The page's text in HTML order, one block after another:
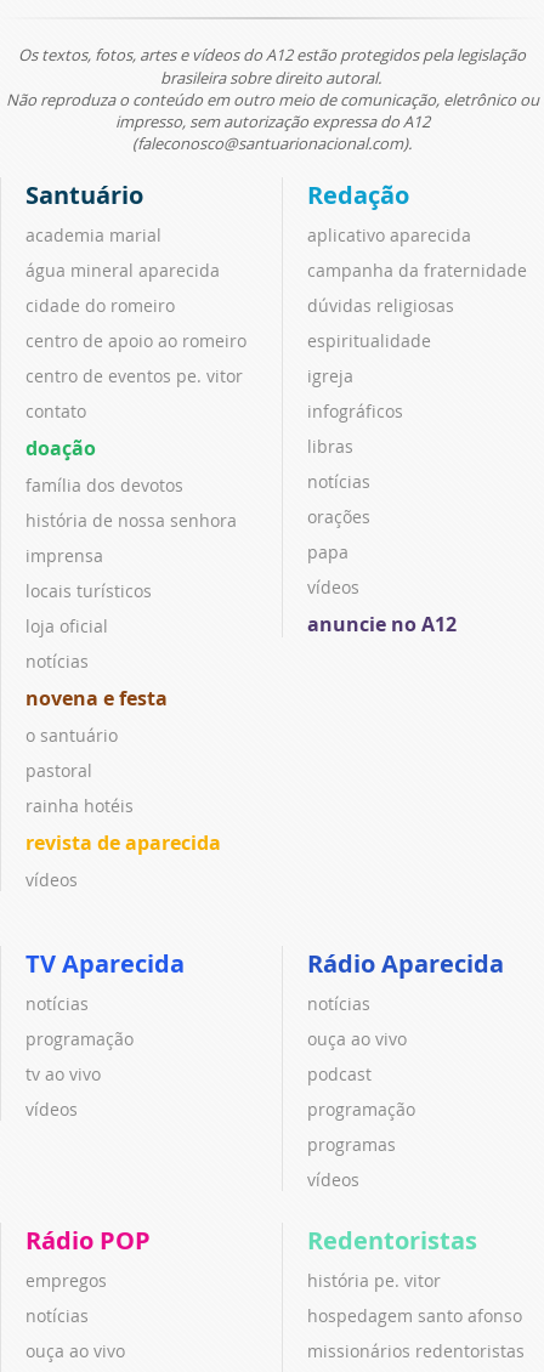
Os textos, fotos, artes e vídeos do A12 estão protegidos pela legislação
brasileira sobre direito autoral.
Não reproduza o conteúdo em outro meio de comunicação, eletrônico ou
impresso, sem autorização expressa do A12
(faleconosco@santuarionacional.com).
Santuário
academia marial
água mineral aparecida
cidade do romeiro
centro de apoio ao romeiro
centro de eventos pe. vitor
contato
doação
família dos devotos
história de nossa senhora
imprensa
locais turísticos
loja oficial
notícias
novena e festa
o santuário
pastoral
rainha hotéis
revista de aparecida
vídeos
Redação
aplicativo aparecida
campanha da fraternidade
dúvidas religiosas
espiritualidade
igreja
infográficos
libras
notícias
orações
papa
vídeos
anuncie no A12
TV Aparecida
notícias
programação
tv ao vivo
vídeos
Rádio Aparecida
notícias
ouça ao vivo
podcast
programação
programas
vídeos
Rádio POP
empregos
notícias
ouça ao vivo
Redentoristas
história pe. vitor
hospedagem santo afonso
missionários redentoristas